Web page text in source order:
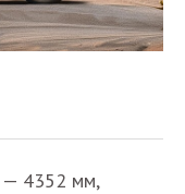
— 4352 мм,